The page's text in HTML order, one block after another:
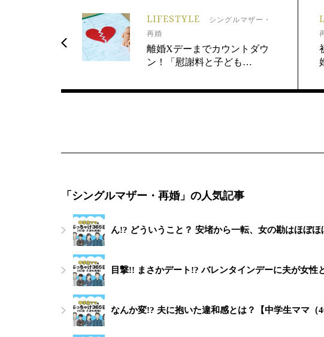
LIFESTYLE
シングルマザー・
再婚
離婚Xデーまでカウントダウ
ン！「慰謝料と子ども…
「シングルマザー・再婚」の人気記事
ん!? どういうこと？ 安堵から一転、女の勘はほぼ
目撃!! まさかデート!? バレンタインデーに夫が女
なんか変!? 夫に抱いた違和感とは？【中学生ママ